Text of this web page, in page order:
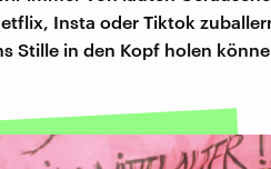
Insta oder Tiktok
Stille in den Kopf holen